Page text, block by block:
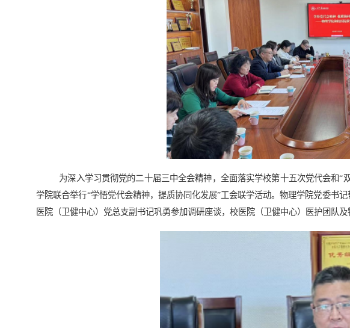
为深入学习贯彻党的二十届三中全会精神，全面落实学校第十五次党代会和“
学院联合举行“学悟党代会精神，提质协同化发展”工会联学活动。物理学院党委书
医院（卫健中心）党总支副书记巩勇参加调研座谈，校医院（卫健中心）医护团队及